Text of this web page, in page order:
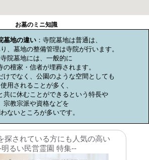
お墓のミニ知識
墓地の違い ：寺院墓地は普通は、
、墓地の整備管理は寺院が行います。
寺院墓地には、一般的に
の檀家・信者が埋葬されます。
けでなく、公園のような空間としても
使用されることが多く、
共に休むことができるという特長や
宗教宗派や資格などを
ないところが多いです。
探されている方にも人気の高い
明るい民営霊園 特集--